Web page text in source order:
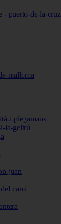
- puerto-de-la-cruz
mallorca
i-plegamans
la-geltrú
juan
camí